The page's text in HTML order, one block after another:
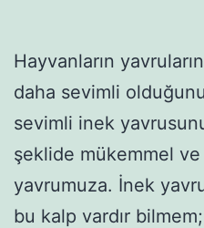
Hayvanların
daha sevimli
sevimli inek
şeklide mükemmel ve
yavrumuza. İnek
bu kalp vardır